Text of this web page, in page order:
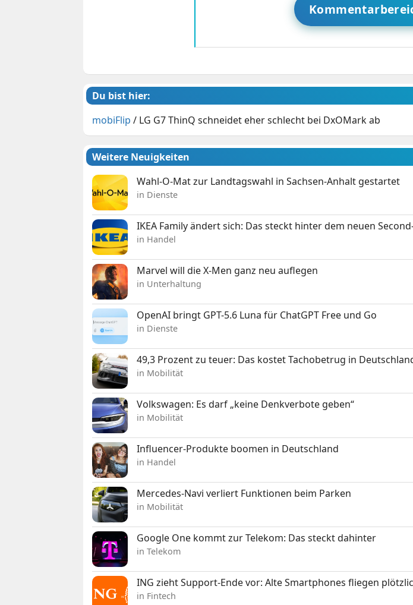
Du bist hier:
mobiFlip / LG G7 ThinQ schneidet eher schlecht bei DxOMark ab
Weitere Neuigkeiten
Wahl-O-Mat zur Landtagswahl in Sachsen-Anhalt gestartet
in Dienste
IKEA Family ändert sich: Das steckt hinter dem neuen
in Handel
Marvel will die X-Men ganz neu auflegen
in Unterhaltung
OpenAI bringt GPT-5.6 Luna für ChatGPT Free und Go
in Dienste
49,3 Prozent zu teuer: Das kostet Tachobetrug in
in Mobilität
Volkswagen: Es darf „keine Denkverbote geben“
in Mobilität
Influencer-Produkte boomen in Deutschland
in Handel
Mercedes-Navi verliert Funktionen beim Parken
in Mobilität
Google One kommt zur Telekom: Das steckt dahinter
in Telekom
ING zieht Support-Ende vor: Alte Smartphones fliegen
in Fintech